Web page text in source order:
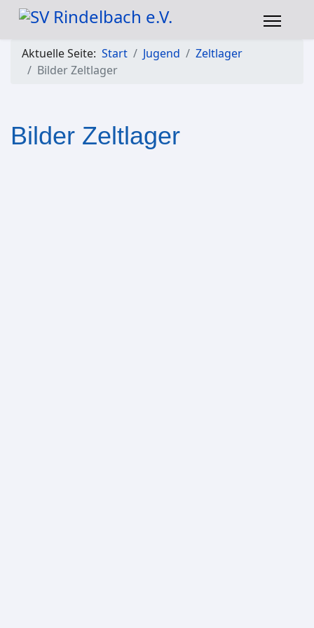
Aktuelle Seite: Start Jugend
Zeltlager
Bilder Zeltlager
Bilder Zeltlager